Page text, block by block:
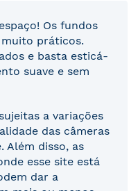
Os fundos
práticos.
e basta esticá-
suave e sem
a variações
das câmeras
Além disso, as
esse site está
dar a